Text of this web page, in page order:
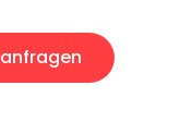
anfragen